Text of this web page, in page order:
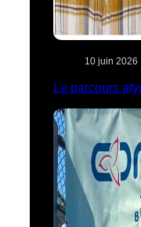
10 juin 2026
Le parcours